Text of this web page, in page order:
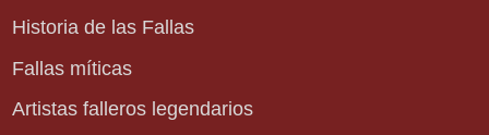
Historia de las Fallas
Fallas míticas
Artistas falleros legendarios